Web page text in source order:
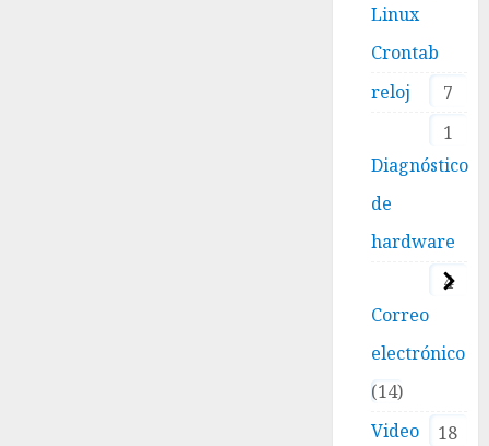
Linux
Crontab
7
reloj
1
Diagnóstico
de
hardware
4
Correo
electrónico
14
Video
18